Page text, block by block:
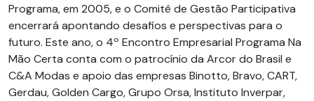
Programa, em 2005, e o Comitê de Gestão Participativa
encerrará apontando desafios e perspectivas para o
futuro. Este ano, o 4º Encontro Empresarial Programa Na
Mão Certa conta com o patrocínio da Arcor do Brasil e
C&A Modas e apoio das empresas Binotto, Bravo, CART,
Gerdau, Golden Cargo, Grupo Orsa, Instituto Inverpar,